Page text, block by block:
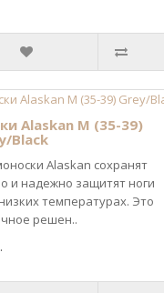
Alaskan M (35-39)
Black
Alaskan сохранят
и надежно защитят ноги
температурах. Это
решен..